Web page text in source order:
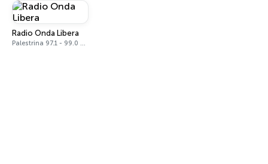
Radio Onda Libera
Palestrina 97.1 - 99.0 FM